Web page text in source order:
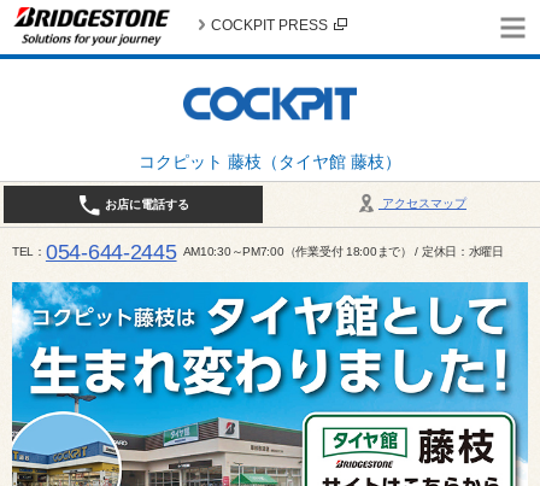
コクピット 藤枝（タイヤ館 藤枝）
COCKPIT PRESS
アクセスマップ
お店に電話する
TEL 054-644-2445 AM10:30～PM7:00（作業受付 18:00まで） / 定休日：水曜日